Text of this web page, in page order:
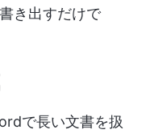
き出すだけで
で長い文書を扱